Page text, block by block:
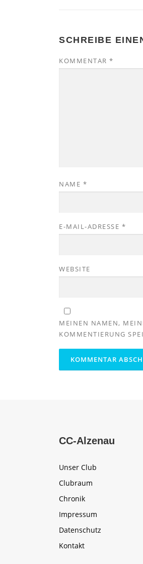
SCHREIBE
KOMMENTAR *
NAME *
E-MAIL-ADRESSE *
WEBSITE
MEINEN NAMEN,
KOMMENTIERUNG
CC-Alzenau
Unser Club
Clubraum
Chronik
Impressum
Datenschutz
Kontakt